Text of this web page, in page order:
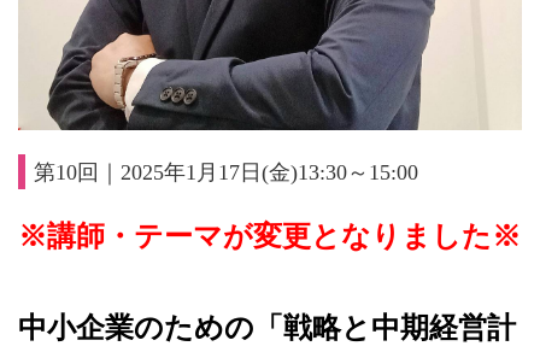
第10回｜2025年1月17日(金)13:30～15:00
※講師・テーマが変更となりました※
中小企業のための「戦略と中期経営計